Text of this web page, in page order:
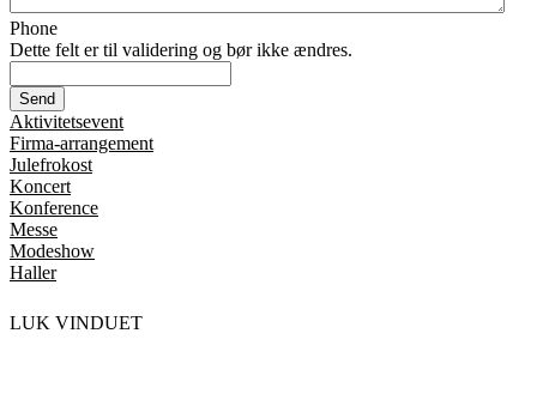
Phone
Dette felt er til validering og bør ikke ændres.
Aktivitetsevent
Firma-arrangement
Julefrokost
Koncert
Konference
Messe
Modeshow
Haller
LUK VINDUET